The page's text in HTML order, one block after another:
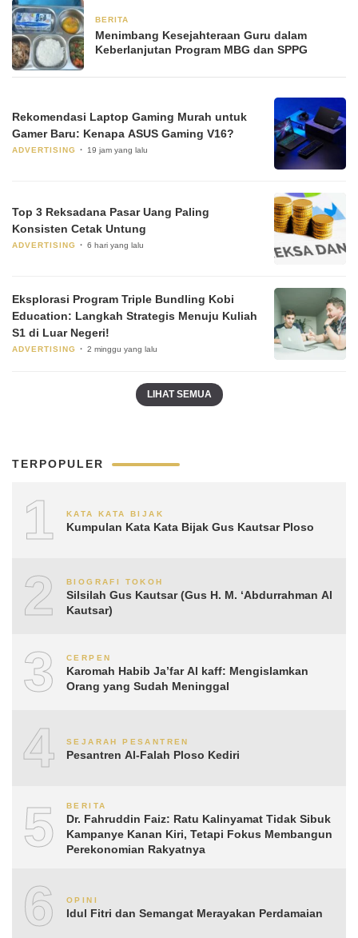
BERITA
Menimbang Kesejahteraan Guru dalam
Keberlanjutan Program MBG dan SPPG
Rekomendasi Laptop Gaming Murah untuk
Gamer Baru: Kenapa ASUS Gaming V16?
ADVERTISING 19 jam yang lalu
Top 3 Reksadana Pasar Uang Paling
Konsisten Cetak Untung
ADVERTISING 6 hari yang lalu
Eksplorasi Program Triple Bundling Kobi
Education: Langkah Strategis Menuju Kuliah
S1 di Luar Negeri!
ADVERTISING 2 minggu yang lalu
LIHAT SEMUA
TERPOPULER
1 KATA KATA BIJAK
Kumpulan Kata Kata Bijak Gus Kautsar Ploso
2 BIOGRAFI TOKOH
Silsilah Gus Kautsar (Gus H. M. ‘Abdurrahman Al
Kautsar)
3 CERPEN
Karomah Habib Ja’far Al kaff: Mengislamkan
Orang yang Sudah Meninggal
4 SEJARAH PESANTREN
Pesantren Al-Falah Ploso Kediri
5 BERITA
Dr. Fahruddin Faiz: Ratu Kalinyamat Tidak Sibuk
Kampanye Kanan Kiri, Tetapi Fokus Membangun
Perekonomian Rakyatnya
6 OPINI
Idul Fitri dan Semangat Merayakan Perdamaian